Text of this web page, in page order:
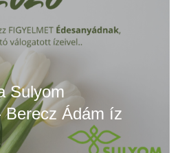
Sulyom
Berecz Ádám íz